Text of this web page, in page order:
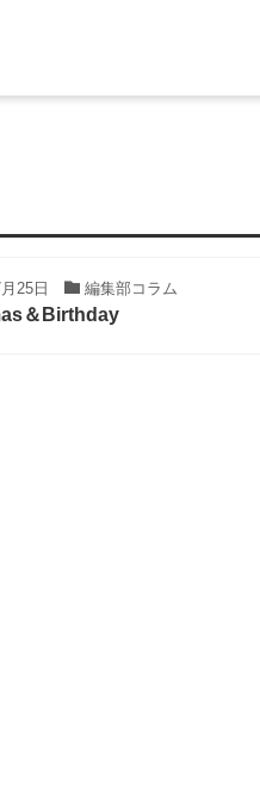
25日 編集部コラム
＆Birthday